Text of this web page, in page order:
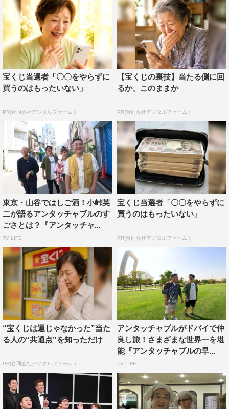
宝くじ当選者「〇〇をやらずに
買うのはもったいない」
PR(合同会社デジタルファーム )
【宝くじの裏技】当たる側に回
るか、このままか
PR(合同会社デジタルファーム )
東京・山谷ではしご酒！小峠英
二が語るアンタッチャブルのす
ごさとは？『アンタッチャ...
TV LIFE
宝くじ当選者「〇〇をやらずに
買うのはもったいない」
PR(合同会社デジタルファーム )
“宝くじは運じゃなかった”当た
る人の“共通点”を知っただけ
PR(合同会社デジタルファーム )
アンタッチャブルがドバイで仲
良し旅！さまざまな世界一を堪
能『アンタッチャブルの早...
TV LIFE